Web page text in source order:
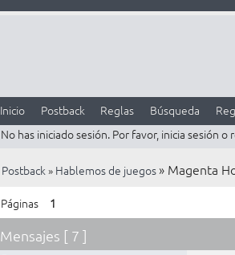
Inicio Postback Reglas Búsqueda
No has iniciado sesión. Por favor, inicia sesión o
Postback» Hablemos de juegos » Magenta
Páginas 1
Mensajes [ 7 ]